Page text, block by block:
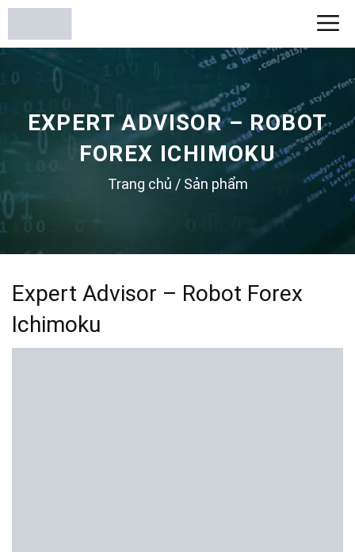
EXPERT ADVISOR – ROBOT
FOREX ICHIMOKU
Trang chủ / Sản phẩm
Expert Advisor – Robot Forex
Ichimoku